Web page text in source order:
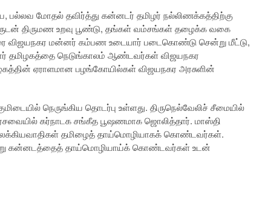
பல்லவ மோதல் தவிர்த்து கன்னடர் தமிழர் நல்லிணக்கத்திற்கு
திருமண உறவு பூண்டு, தங்கள் வம்சங்கள் தழைக்க வகை
விஜயநகர மன்னர் கம்பண உடையார் படைகொண்டு சென்று மீட்டு,
தமிழகத்தை நெடுங்காலம் ஆண்டவர்கள் விஜயநகர
ஏராளமான பழங்கோயில்கள் விஜயநகர அரசுளின்
நெருங்கிய தொடர்பு உள்ளது. திருநெல்வேலிச் சீமையில்
கர்நாடக சங்கீத பூஷணமாக ஜொலித்தார். மாஸ்தி
தமிழைத் தாய்மொழியாகக் கொண்டவர்கள்.
கன்னடத்தைத் தாய்மொழியாய்க் கொண்டவர்கள் உடன்